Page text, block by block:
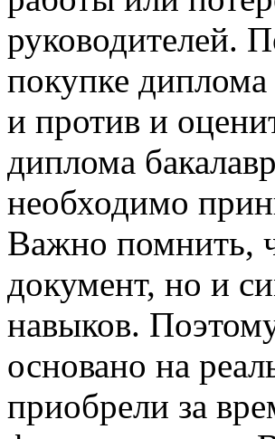
руководителей.
покупке диплома
и против и
диплома
необходимо
Важно помнить,
документ, но и
навыков.
основано на
приобрели за